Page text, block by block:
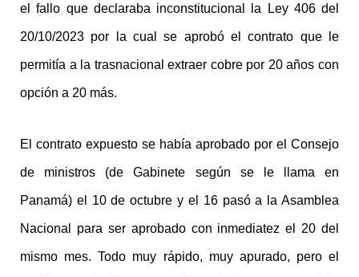
el fallo que declaraba inconstitucional la Ley 406 del
20/10/2023 por la cual se aprobó el contrato que le
permitía a la trasnacional extraer cobre por 20 años con
opción a 20 más.
El contrato expuesto se había aprobado por el Consejo
de ministros (de Gabinete según se le llama en
Panamá) el 10 de octubre y el 16 pasó a la Asamblea
Nacional para ser aprobado con inmediatez el 20 del
mismo mes. Todo muy rápido, muy apurado, pero el